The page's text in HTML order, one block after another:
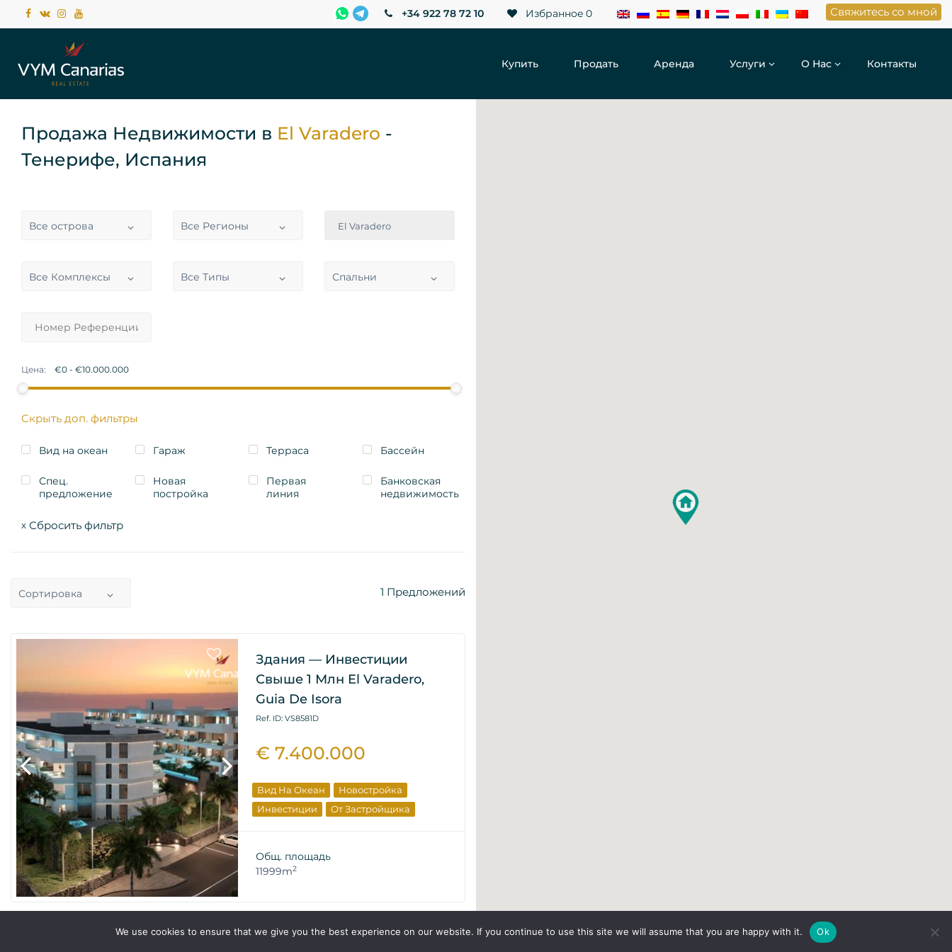
Свяжитесь со мной
Избранное 0
+34 922 78 72 10
Купить Продать Аренда Услуги О Нас Контакты
Продажа Недвижимости в El Varadero -
Тенерифе, Испания
Все острова Все Регионы El Varadero
Все Комплексы Все Типы Спальни
Цена:
Скрыть доп. фильтры
Вид на океан Гараж Терраса Бассейн
Спец.
предложение
Новая
постройка
Первая
линия
Банковская
недвижимость
x Сбросить фильтр
Сортировка 1 Предложений
Здания — Инвестиции
Свыше 1 Млн El Varadero,
Guia De Isora
Ref. ID: VS8581D
€ 7.400.000
Вид На Океан
Новостройка
Инвестиции
От Застройщика
Общ. площадь
11999m2
We use cookies to ensure that we give you the best experience on our website. If you continue to use this site we will assume that you are happy with it. Ok